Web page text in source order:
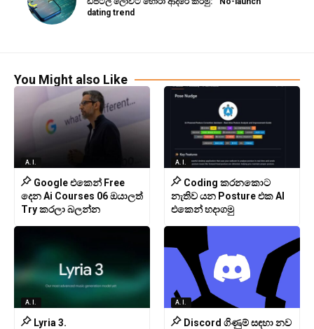
dating trend
You Might also Like
A.I.
Google එකෙන් Free
දෙන Ai Courses 06 ඔයාලත්
Try කරලා බලන්න
A.I.
Coding කරනකොට
නැතිව යන Posture එක AI
එකෙන් හදාගමු
A.I.
Lyria 3.
A.I.
Discord ගිණුම් සඳහා නව